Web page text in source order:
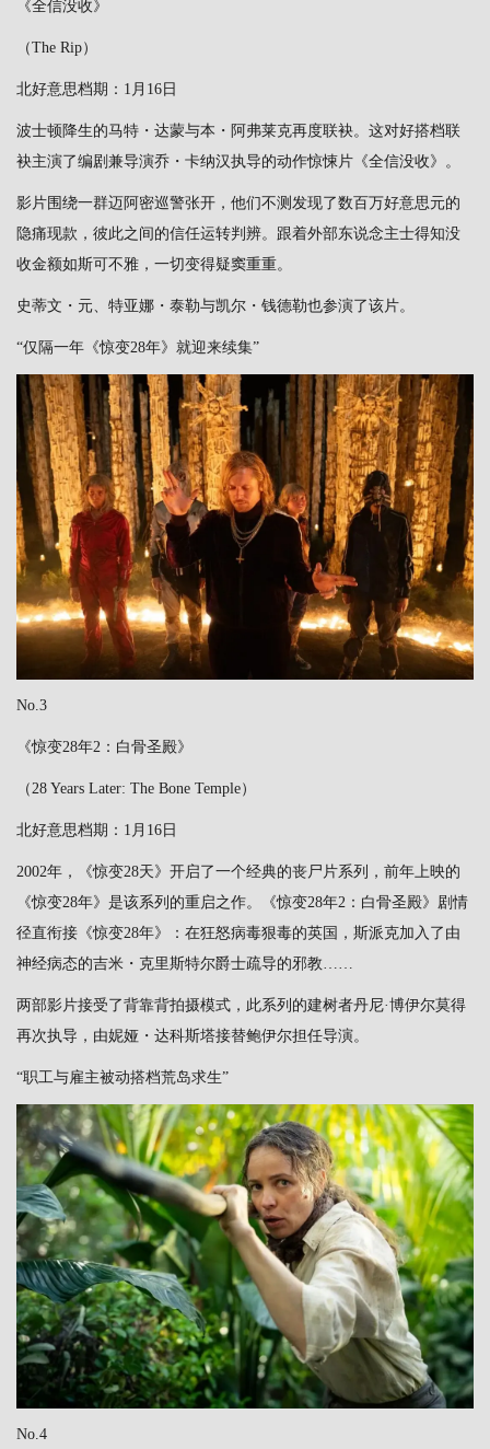
《全信没收》
（The Rip）
北好意思档期：1月16日
波士顿降生的马特・达蒙与本・阿弗莱克再度联袂。这对好搭档联
袂主演了编剧兼导演乔・卡纳汉执导的动作惊悚片《全信没收》。
影片围绕一群迈阿密巡警张开，他们不测发现了数百万好意思元的
隐痛现款，彼此之间的信任运转判辨。跟着外部东说念主士得知没
收金额如斯可不雅，一切变得疑窦重重。
史蒂文・元、特亚娜・泰勒与凯尔・钱德勒也参演了该片。
“仅隔一年《惊变28年》就迎来续集”
No.3
《惊变28年2：白骨圣殿》
（28 Years Later: The Bone Temple）
北好意思档期：1月16日
2002年，《惊变28天》开启了一个经典的丧尸片系列，前年上映的
《惊变28年》是该系列的重启之作。《惊变28年2：白骨圣殿》剧情
径直衔接《惊变28年》：在狂怒病毒狠毒的英国，斯派克加入了由
神经病态的吉米・克里斯特尔爵士疏导的邪教……
两部影片接受了背靠背拍摄模式，此系列的建树者丹尼·博伊尔莫得
再次执导，由妮娅・达科斯塔接替鲍伊尔担任导演。
“职工与雇主被动搭档荒岛求生”
No.4